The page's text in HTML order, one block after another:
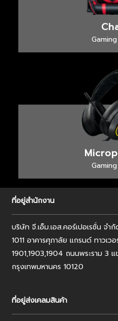
ที่อยู่สำนักงาน
บริษัท จี.เอ็ม.เอส.คอร์เปอเรชั่น จำกั
1011 อาคารศุภาลัย แกรนด์ ทาวเว
1901,1903,1904 ถนนพระราม 3
กรุงเทพมหานคร 10120
ที่อยู่ส่งเคลมสินค้า